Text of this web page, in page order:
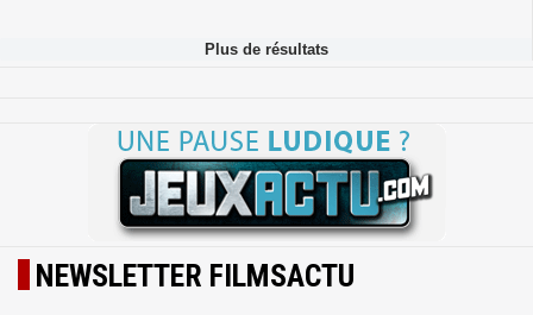
NEWSLETTER FILMSACTU